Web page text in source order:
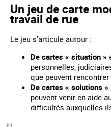
Un jeu de carte
travail de rue
Le jeu s’articule autour :
De cartes « situation »
personnelles,
que peuvent rencontrer
De cartes « solutions »
peuvent venir en aide
difficultés auxquelles